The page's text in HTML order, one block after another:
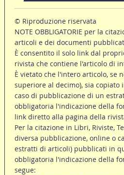
© Riproduzione riservata
NOTE OBBLIGATORIE per la
articoli e dei documenti
È consentito il solo link dal
rivista che contiene l'articolo di
È vietato che l'intero articolo, se
superiore al decimo), sia copiato
caso di pubblicazione di un
obbligatoria l'indicazione della
link diretto alla pagina della
Per la citazione in Libri, Riviste,
diversa pubblicazione, online o
estratti di articoli) pubblicati in
obbligatoria l'indicazione della
segue: